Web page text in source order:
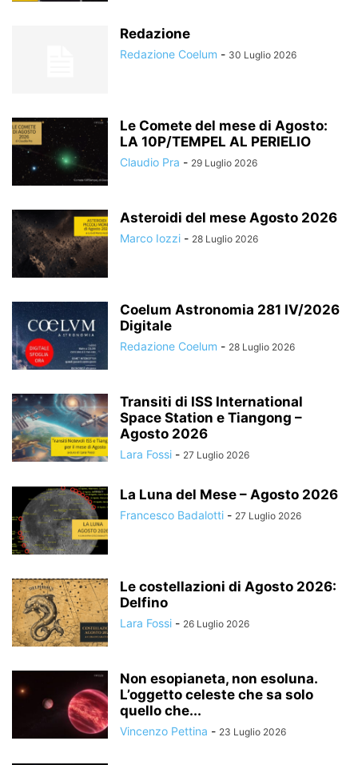
Redazione
Redazione Coelum - 30 Luglio 2026
Le Comete del mese di Agosto:
LA 10P/TEMPEL AL PERIELIO
Claudio Pra - 29 Luglio 2026
Asteroidi del mese Agosto 2026
Marco Iozzi - 28 Luglio 2026
Coelum Astronomia 281 IV/2026
Digitale
Redazione Coelum - 28 Luglio 2026
Transiti di ISS International
Space Station e Tiangong –
Agosto 2026
Lara Fossi - 27 Luglio 2026
La Luna del Mese – Agosto 2026
Francesco Badalotti - 27 Luglio 2026
Le costellazioni di Agosto 2026:
Delfino
Lara Fossi - 26 Luglio 2026
Non esopianeta, non esoluna.
L’oggetto celeste che sa solo
quello che...
Vincenzo Pettina - 23 Luglio 2026